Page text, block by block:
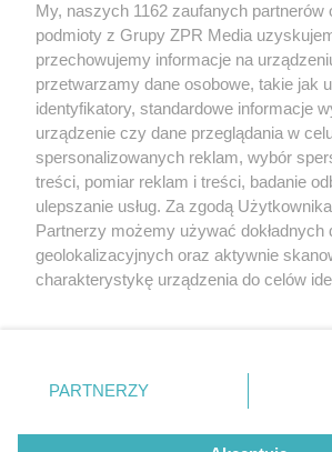
Żaden utwór zamieszczony w serwisie nie może
rozpowszechniany lub dalej rozpowszechniany w
tym także elektroniczny lub mechaniczny) na
eksploatacji w jakiejkolwiek formie, włącznie z
Internecie bez pisemnej zgody właściciela praw.
wykorzystanie utworów w całości lub w części z
tzn. bez właściwej zgody, jest zabronione pod
ścigane prawnie.
© 2026 Grupa ZPR Media
My, naszych 1162 zaufanych partnerów
podmioty z Grupy ZPR Media
przechowujemy informacje na
przetwarzamy dane osobowe, takie jak
identyfikatory, standardowe informacje
urządzenie czy dane przeglądania w
spersonalizowanych reklam, wybór
treści, pomiar reklam i treści, badanie
ulepszanie usług. Za zgodą
Partnerzy możemy używać dokładnych
geolokalizacyjnych oraz aktywnie
charakterystykę urządzenia do celów
zmienić/wycofać klikając przycisk
znajdujący się w lewym dolnym rogu
rodzaje przetwarzania danych nie
PARTNERZY